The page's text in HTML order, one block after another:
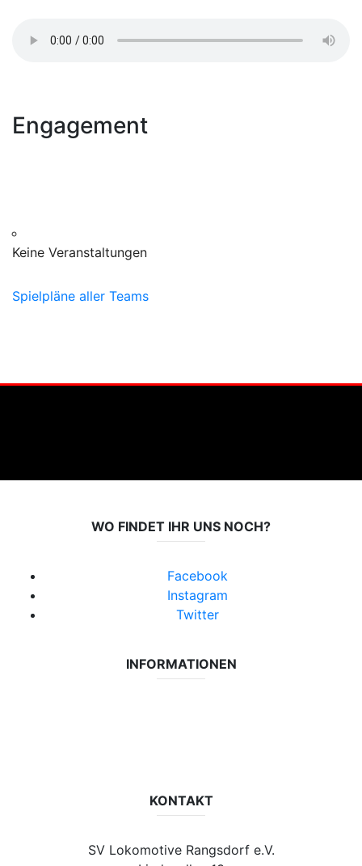
Engagement
Keine Veranstaltungen
Spielpläne aller Teams
WO FINDET IHR UNS NOCH?
Facebook
Instagram
Twitter
INFORMATIONEN
KONTAKT
SV Lokomotive Rangsdorf e.V.